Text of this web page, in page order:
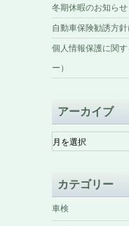
冬期休暇のお知らせ
自動車保険勧誘方
個人情報保護に関
ー）
アーカイブ
ア
ー
ブカテゴリー
車検